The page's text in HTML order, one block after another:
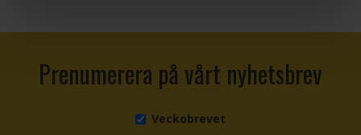
Prenumerera på vårt nyhetsbrev
Veckobrevet